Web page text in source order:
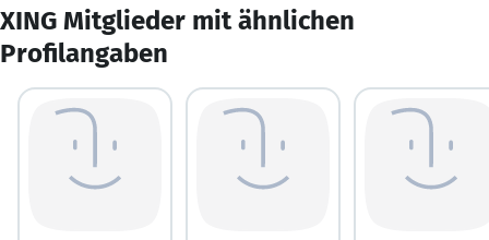
XING Mitglieder mit ähnlichen
Profilangaben